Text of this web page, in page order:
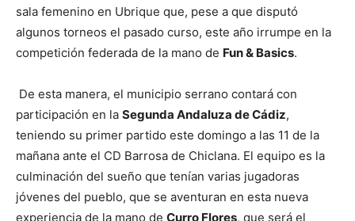
sala femenino en Ubrique que, pese a que disputó
algunos torneos el pasado curso, este año irrumpe en la
competición federada de la mano de Fun & Basics.
De esta manera, el municipio serrano contará con
participación en la Segunda Andaluza de Cádiz,
teniendo su primer partido este domingo a las 11 de la
mañana ante el CD Barrosa de Chiclana. El equipo es la
culminación del sueño que tenían varias jugadoras
jóvenes del pueblo, que se aventuran en esta nueva
experiencia de la mano de Curro Flores, que será el